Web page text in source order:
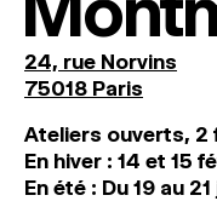
24, rue Norvins
75018 Paris
Ateliers ouverts, 2
En hiver : 14 et 15
En été : Du 19 au